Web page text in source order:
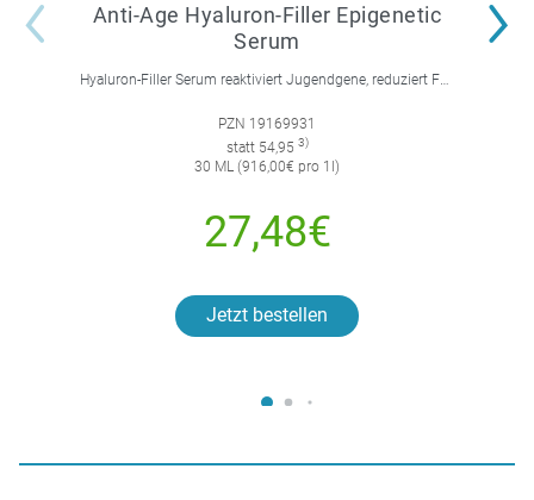
Anti-Age Hyaluron-Filler Epigenetic
Serum
PZN 19169931
statt 54,95 3)
30 ML (916,00€ pro 1l)
27,48€
Jetzt bestellen